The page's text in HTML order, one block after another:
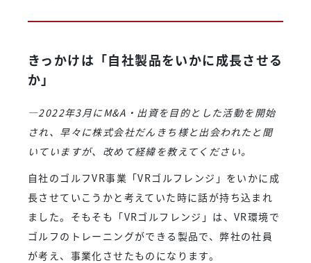
きっかけは「自社製品をいかに成長させる
か」
―2022年3月にM&A・出資を目的とした活動を開始
され、早々に株式会社だんきち様と出会われたと聞
いていますが、改めて経緯を教えてください。
自社のゴルフVR事業「VRゴルフレンジ」をいかに成
長させていこうかと考えていた時に話が持ち込まれ
ました。そもそも「VRゴルフレンジ」は、VR環境で
ゴルフのトレーニングができる製品で、弊社の社員
が考え、事業化させたものになります。